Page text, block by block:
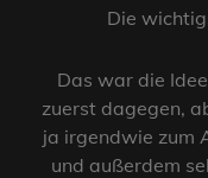
Die
Das war die
zuerst dagegen,
ja irgendwie zum
und außerdem